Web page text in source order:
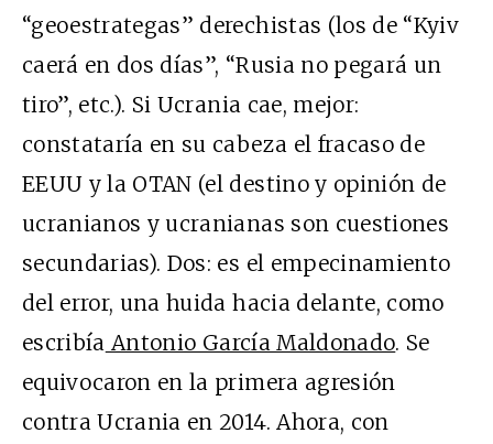
“geoestrategas” derechistas (los de “Kyiv
caerá en dos días”, “Rusia no pegará un
tiro”, etc.). Si Ucrania cae, mejor:
constataría en su cabeza el fracaso de
EEUU y la OTAN (el destino y opinión de
ucranianos y ucranianas son cuestiones
secundarias). Dos: es el empecinamiento
del error, una huida hacia delante, como
escribía Antonio García Maldonado. Se
equivocaron en la primera agresión
contra Ucrania en 2014. Ahora, con